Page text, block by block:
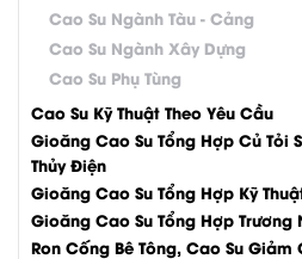
Cao Su Ngành Tàu - Cảng
Cao Su Ngành Xây Dựng
Cao Su Phụ Tùng
Cao Su Kỹ Thuật Theo Yêu Cầu
Gioăng Cao Su Tổng Hợp Củ Tỏi
Thủy Điện
Gioăng Cao Su Tổng Hợp Kỹ
Gioăng Cao Su Tổng Hợp Trương
Ron Cống Bê Tông, Cao Su Giảm